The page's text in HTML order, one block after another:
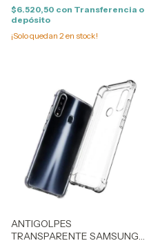
$6.520,50 con Transferencia o
depósito
¡Solo quedan 2en stock!
ANTIGOLPES
TRANSPARENTE SAMSUNG